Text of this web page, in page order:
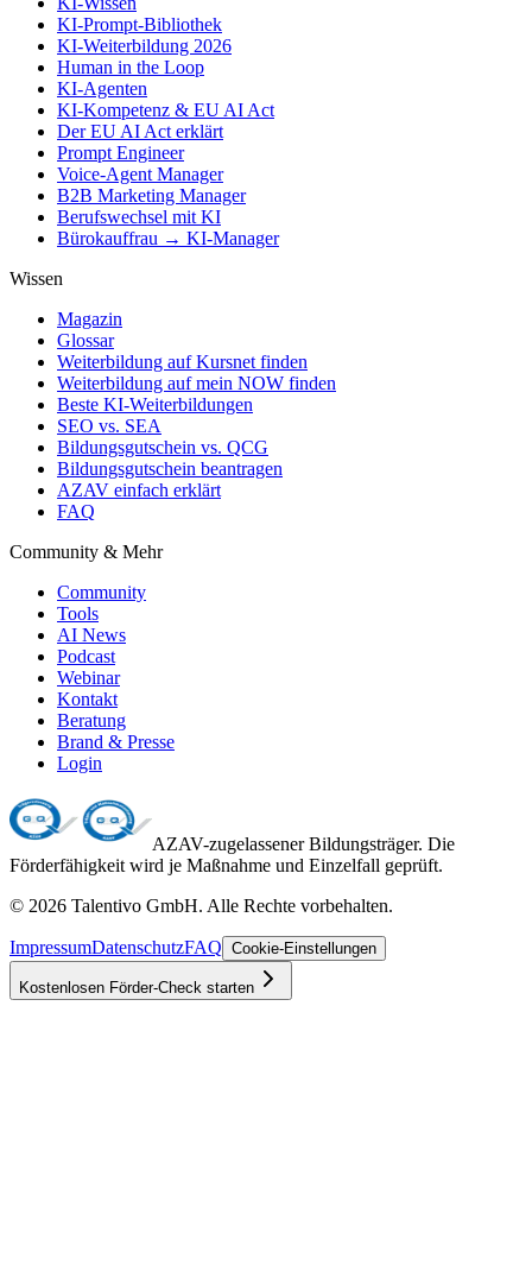
KI-Prompt-Bibliothek
KI-Weiterbildung 2026
Human in the Loop
KI-Agenten
KI-Kompetenz & EU AI Act
Der EU AI Act erklärt
Prompt Engineer
Voice-Agent Manager
B2B Marketing Manager
Berufswechsel mit KI
Bürokauffrau → KI-Manager
Wissen
Magazin
Glossar
Weiterbildung auf Kursnet finden
Weiterbildung auf mein NOW finden
Beste KI-Weiterbildungen
SEO vs. SEA
Bildungsgutschein vs. QCG
Bildungsgutschein beantragen
AZAV einfach erklärt
FAQ
Community & Mehr
Community
Tools
AI News
Podcast
Webinar
Kontakt
Beratung
Brand & Presse
Login
AZAV-zugelassener Bildungsträger. Die
Förderfähigkeit wird je Maßnahme und Einzelfall geprüft.
© 2026 Talentivo GmbH. Alle Rechte vorbehalten.
ImpressumDatenschutzFAQ Cookie-Einstellungen
Kostenlosen Förder-Check starten